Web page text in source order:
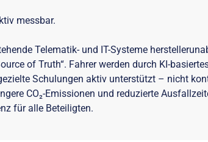
messbar.
Telematik- und IT-Systeme
of Truth“. Fahrer werden durch KI-
Schulungen aktiv unterstützt – nicht
CO₂-Emissionen und reduzierte
für alle Beteiligten.